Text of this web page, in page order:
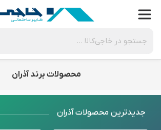
محصولات برند آذران
جدید‌ترین محصولات آذران